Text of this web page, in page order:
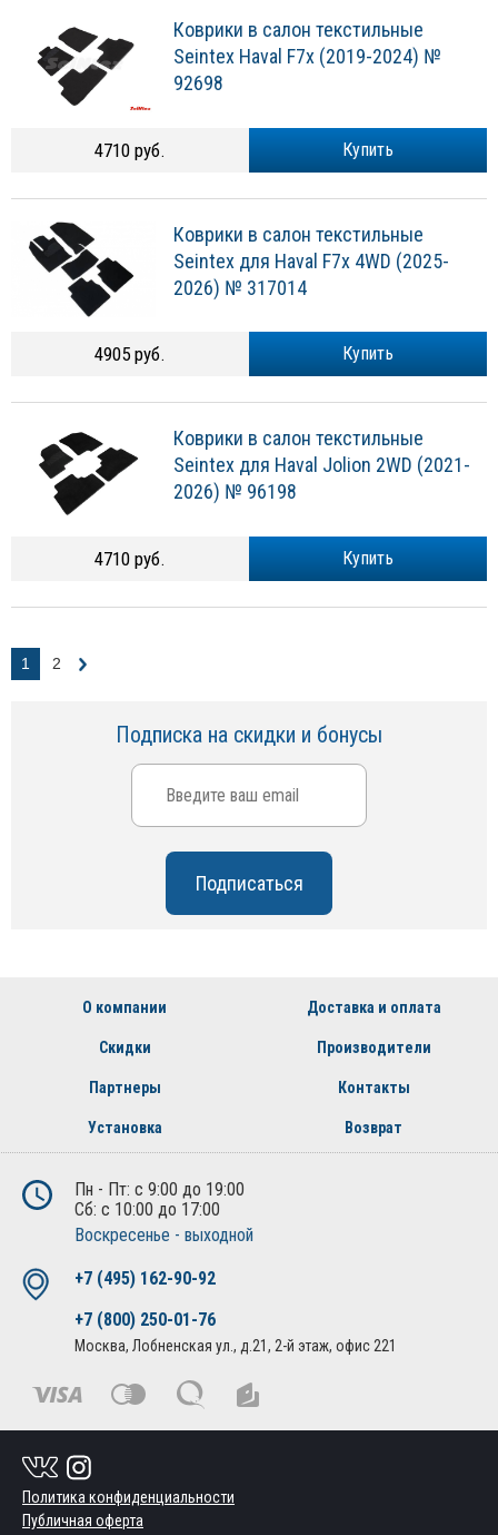
Коврики в салон текстильные
Seintex Haval F7x (2019-2024) №
92698
Купить
4710 руб.
Коврики в салон текстильные
Seintex для Haval F7x 4WD (2025-
2026) № 317014
Купить
4905 руб.
Коврики в салон текстильные
Seintex для Haval Jolion 2WD (2021-
2026) № 96198
Купить
4710 руб.
1 2
Подписка на скидки и бонусы
О компании Доставка и оплата
Скидки Производители
Партнеры Контакты
Установка Возврат
Пн - Пт: с 9:00 до 19:00
Сб: с 10:00 до 17:00
Воскресенье - выходной
+7 (495) 162-90-92
+7 (800) 250-01-76
Москва, Лобненская ул., д.21, 2-й этаж, офис 221
Политика конфиденциальности
Публичная оферта